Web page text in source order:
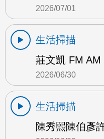
2026/07/01
生活掃描
莊文凱 FM AM
2026/06/30
生活掃描
陳秀熙陳伯彥